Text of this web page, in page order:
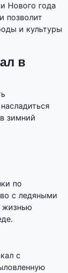
Нового года
позволит
и культуры
в
зимний
по
с ледяными
жизнью
с